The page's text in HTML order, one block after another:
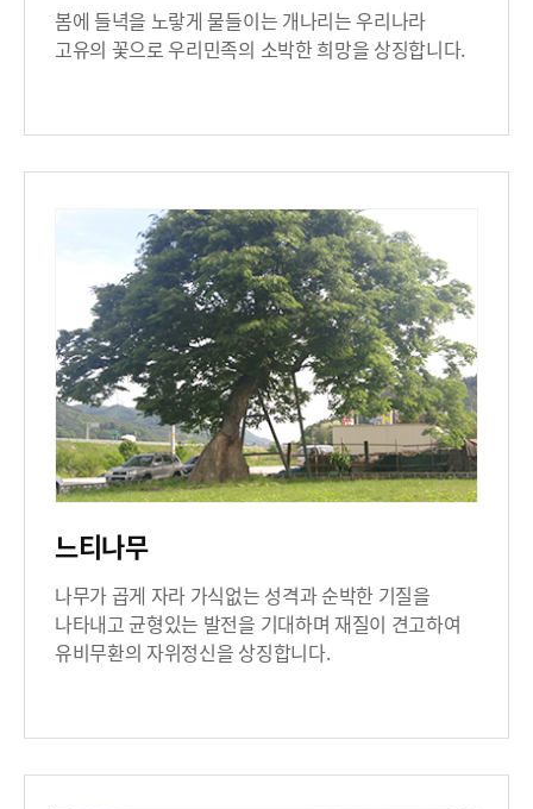
봄에 들녁을 노랗게 물들이는 개나리는 우리나라
고유의 꽃으로 우리민족의 소박한 희망을 상징합니다.
느티나무
나무가 곱게 자라 가식없는 성격과 순박한 기질을
나타내고 균형있는 발전을 기대하며 재질이 견고하여
유비무환의 자위정신을 상징합니다.